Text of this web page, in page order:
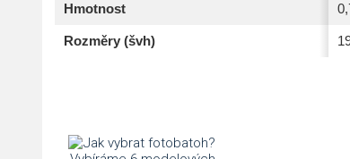
Hmotnost
Rozměry (švh)